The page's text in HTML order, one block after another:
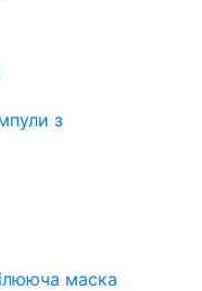
з
маска